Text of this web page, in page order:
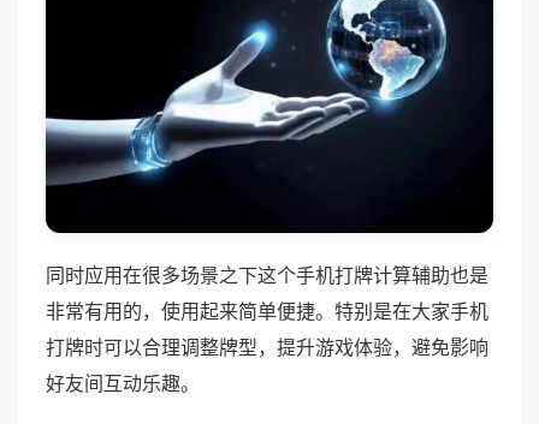
同时应用在很多场景之下这个手机打牌计算辅助也是
非常有用的，使用起来简单便捷。特别是在大家手机
打牌时可以合理调整牌型，提升游戏体验，避免影响
好友间互动乐趣。